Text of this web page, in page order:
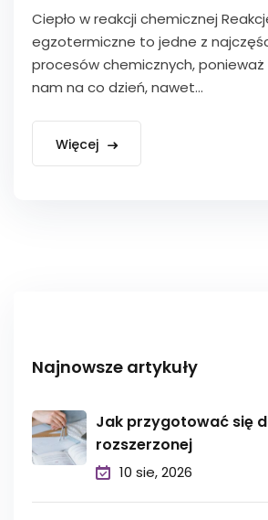
Ciepło w reakcji chemicznej
egzotermiczne to jedne z
procesów chemicznych,
nam na co dzień, nawet...
Więcej
Najnowsze artykuły
Jak przygotować się
rozszerzonej
10 sie, 2026